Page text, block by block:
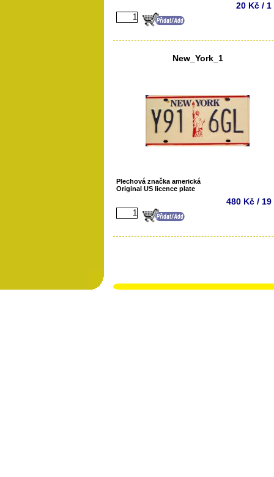
20 Kč / 1
New_York_1
Plechová značka americká
Original US licence plate
480 Kč / 19